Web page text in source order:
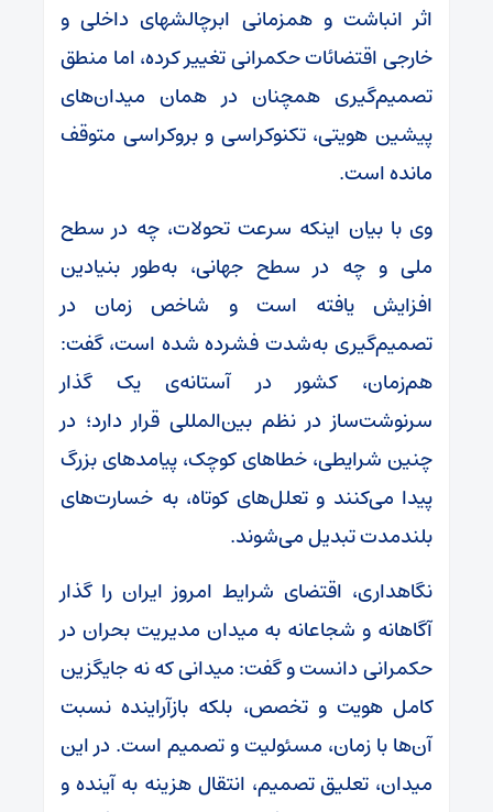
اثر انباشت و همزمانی ابرچالشهای داخلی و
خارجی اقتضائات حکمرانی تغییر کرده، اما منطق
تصمیم‌گیری همچنان در همان میدان‌های
پیشین هویتی، تکنوکراسی و بروکراسی متوقف
مانده است.
وی با بیان اینکه سرعت تحولات، چه در سطح
ملی و چه در سطح جهانی، به‌طور بنیادین
افزایش یافته است و شاخص زمان در
تصمیم‌گیری به‌شدت فشرده شده است، گفت:
هم‌زمان، کشور در آستانه‌ی یک گذار
سرنوشت‌ساز در نظم بین‌المللی قرار دارد؛ در
چنین شرایطی، خطاهای کوچک، پیامدهای بزرگ
پیدا می‌کنند و تعلل‌های کوتاه، به خسارت‌های
بلندمدت تبدیل می‌شوند.
نگاهداری، اقتضای شرایط امروز ایران را گذار
آگاهانه و شجاعانه به میدان مدیریت بحران در
حکمرانی دانست و گفت: میدانی که نه جایگزین
کامل هویت و تخصص، بلکه بازآراینده‌ نسبت
آن‌ها با زمان، مسئولیت و تصمیم است. در این
میدان، تعلیق تصمیم، انتقال هزینه به آینده و